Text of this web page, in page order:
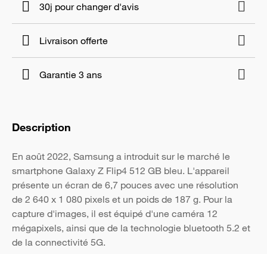
30j pour changer d'avis
Livraison offerte
Garantie 3 ans
Description
En août 2022, Samsung a introduit sur le marché le
smartphone Galaxy Z Flip4 512 GB bleu. L'appareil
présente un écran de 6,7 pouces avec une résolution
de 2 640 x 1 080 pixels et un poids de 187 g. Pour la
capture d'images, il est équipé d'une caméra 12
mégapixels, ainsi que de la technologie bluetooth 5.2 et
de la connectivité 5G.